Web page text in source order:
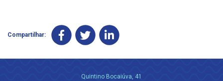
Compartilhar:
Quintino Bocaiúva, 41